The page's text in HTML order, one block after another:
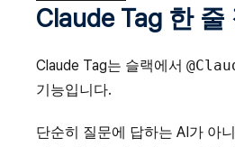
Claude Tag 한 줄
Claude Tag는 슬랙에서
기능입니다.
단순히 질문에 답하는 AI가 아